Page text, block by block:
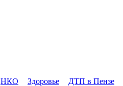
НКО Здоровье ДТП в Пензе